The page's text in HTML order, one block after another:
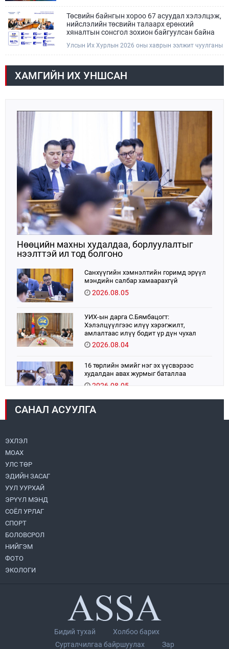
цахимаар хүлээн авна.Хүүхдээ цэцэрлэгт хамруулах
үйлчилгээг авахдаа дараах зүйлсийг анхаарна уу.
Төсвийн байнгын хороо 67 асуудал хэлэлцэж,
нийслэлийн төсвийн талаарх ерөнхий
хяналтын сонсгол зохион байгуулсан байна
Улсын Их Хурлын 2026 оны хаврын ээлжит чуулганы
шийдвэрийн төслийг урьдчилан хэлэлцэж санал,
дүгнэлт гарган нэгдсэн хуралдаанд хэлэлцүүлэх,
тогтоолын төсөл боловсруулах чиг үүргээ
хэрэгжүүлэн ажиллажээ.
ХАМГИЙН ИХ УНШСАН
Нөөцийн махны худалдаа, борлуулалтыг
нээлттэй ил тод болгоно
Санхүүгийн хэмнэлтийн горимд эрүүл
мэндийн салбар хамаарахгүй
2026.08.05
УИХ-ын дарга С.Бямбацогт:
Хэлэлцүүлгээс илүү хэрэгжилт,
амлалтаас илүү бодит үр дүн чухал
2026.08.04
16 төрлийн эмийг нэг эх үүсвэрээс
худалдан авах журмыг баталлаа
2026.08.05
Монголбанк 7 дугаар сард 1,439.2 кг үнэт
Улаанбаатар хотын Захирагч
Б.Пүрэвдагва ХУД-ийн 12,13, 14-р
хорооны үер, усны эрсдэлтэй цэгүүдэд
2026.08.04
П.Цэлмэг жюү жицүгийн Дэлхийн
САНАЛ АСУУЛГА
ЭХЛЭЛ
МОАХ
УЛС ТӨР
ЭДИЙН ЗАСАГ
УУЛ УУРХАЙ
ЭРҮҮЛ МЭНД
СОЁЛ УРЛАГ
СПОРТ
БОЛОВСРОЛ
НИЙГЭМ
ФОТО
ЭКОЛОГИ
Бидий тухай
Холбоо барих
Сурталчилгаа байршуулах
Зар